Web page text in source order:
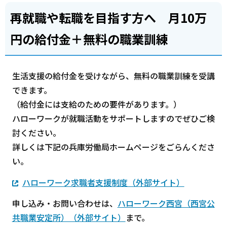
再就職や転職を目指す方へ 月10万
円の給付金＋無料の職業訓練
生活支援の給付金を受けながら、無料の職業訓練を受講
できます。
（給付金には支給のための要件があります。）
ハローワークが就職活動をサポートしますのでぜひご検
討ください。
詳しくは下記の兵庫労働局ホームページをごらんくださ
い。
ハローワーク求職者支援制度（外部サイト）
申し込み・お問い合わせは、 ハローワーク西宮（西宮公
共職業安定所）（外部サイト） まで。